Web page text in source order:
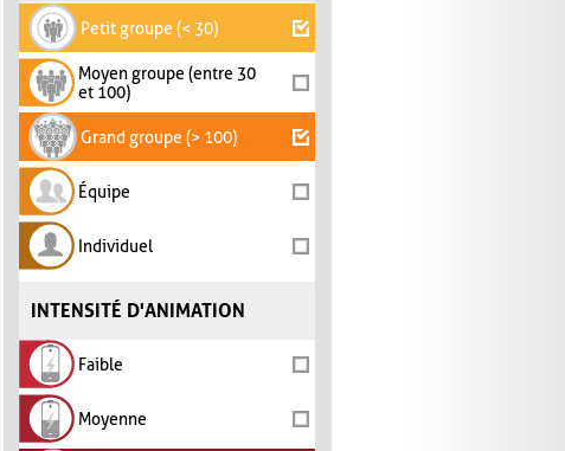
Petit groupe (< 30)
Moyen groupe (entre 30
et 100)
Grand groupe (> 100)
Équipe
Individuel
INTENSITÉ D'ANIMATION
Faible
Moyenne